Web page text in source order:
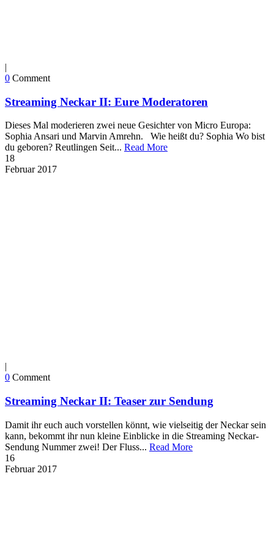
|
0 Comment
Streaming Neckar II: Eure Moderatoren
Dieses Mal moderieren zwei neue Gesichter von Micro Europa:
Sophia Ansari und Marvin Amrehn. Wie heißt du? Sophia Wo bist
du geboren? Reutlingen Seit... Read More
18
Februar 2017
|
0 Comment
Streaming Neckar II: Teaser zur Sendung
Damit ihr euch auch vorstellen könnt, wie vielseitig der Neckar sein
kann, bekommt ihr nun kleine Einblicke in die Streaming Neckar-
Sendung Nummer zwei! Der Fluss... Read More
16
Februar 2017